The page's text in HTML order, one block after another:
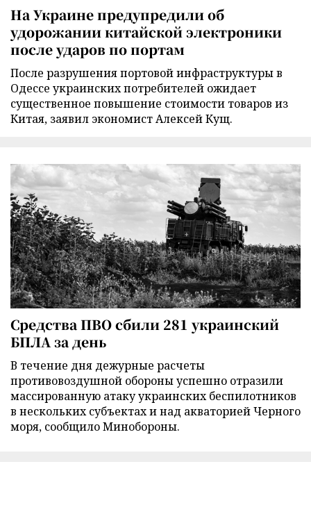
На Украине предупредили об
удорожании китайской электроники
после ударов по портам
После разрушения портовой инфраструктуры в
Одессе украинских потребителей ожидает
существенное повышение стоимости товаров из
Китая, заявил экономист Алексей Кущ.
Средства ПВО сбили 281 украинский
БПЛА за день
В течение дня дежурные расчеты
противовоздушной обороны успешно отразили
массированную атаку украинских беспилотников
в нескольких субъектах и над акваторией Черного
моря, сообщило Минобороны.